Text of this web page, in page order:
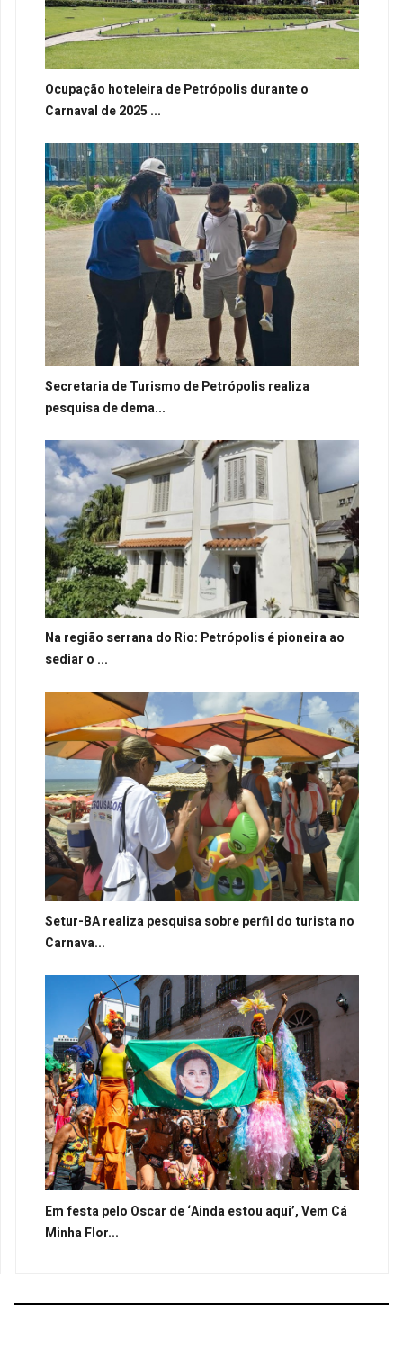
Ocupação hoteleira de Petrópolis durante o
Carnaval de 2025 ...
Secretaria de Turismo de Petrópolis realiza
pesquisa de dema...
Na região serrana do Rio: Petrópolis é pioneira ao
sediar o ...
Setur-BA realiza pesquisa sobre perfil do turista no
Carnava...
Em festa pelo Oscar de ‘Ainda estou aqui’, Vem Cá
Minha Flor...